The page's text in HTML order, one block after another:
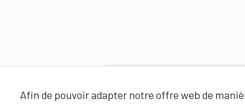
Afin de pouvoir adapter notre offre web de